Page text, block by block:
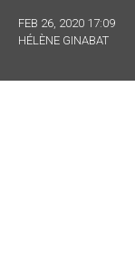
FEB 26, 2020 17:09
HÉLÈNE GINABAT